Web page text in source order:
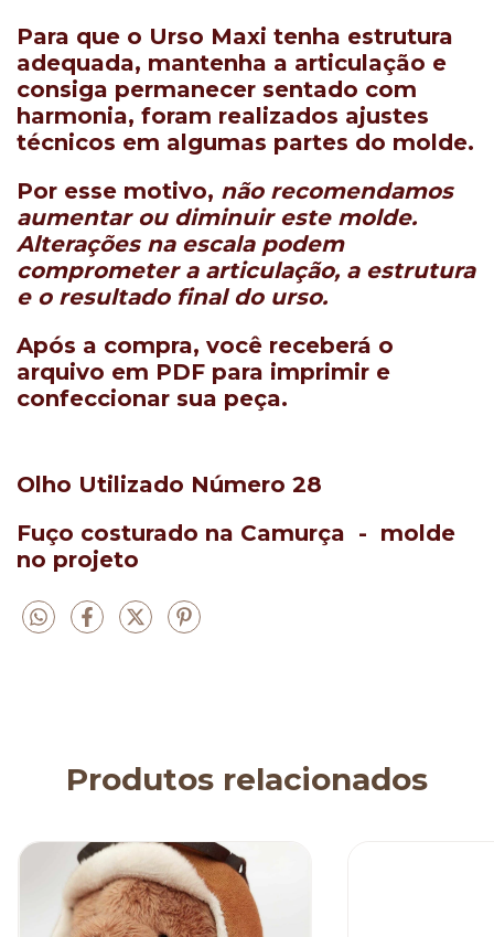
Para que o Urso Maxi tenha estrutura
adequada, mantenha a articulação e
consiga permanecer sentado com
harmonia, foram realizados ajustes
técnicos em algumas partes do molde.
Por esse motivo, não recomendamos
aumentar ou diminuir este molde.
Alterações na escala podem
comprometer a articulação, a estrutura
e o resultado final do urso.
Após a compra, você receberá o
arquivo em PDF para imprimir e
confeccionar sua peça.
Olho Utilizado Número 28
Fuço costurado na Camurça - molde
no projeto
Produtos relacionados